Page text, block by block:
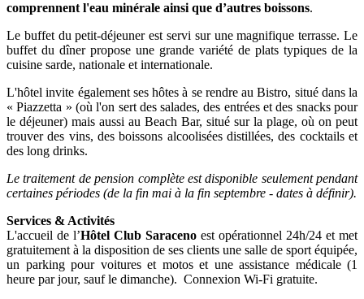
comprennent l'eau minérale ainsi que d’autres boissons.
Le buffet du petit-déjeuner est servi sur une magnifique terrasse. Le
buffet du dîner propose une grande variété de plats typiques de la
cuisine sarde, nationale et internationale.
L'hôtel invite également ses hôtes à se rendre au Bistro, situé dans la
« Piazzetta » (où l'on sert des salades, des entrées et des snacks pour
le déjeuner) mais aussi au Beach Bar, situé sur la plage, où on peut
trouver des vins, des boissons alcoolisées distillées, des cocktails et
des long drinks.
Le traitement de pension complète est disponible seulement pendant
certaines périodes (de la fin mai à la fin septembre - dates à définir).
Services & Activités
L'accueil de l’Hôtel Club Saraceno est opérationnel 24h/24 et met
gratuitement à la disposition de ses clients une salle de sport équipée,
un parking pour voitures et motos et une assistance médicale (1
heure par jour, sauf le dimanche). Connexion Wi-Fi gratuite.